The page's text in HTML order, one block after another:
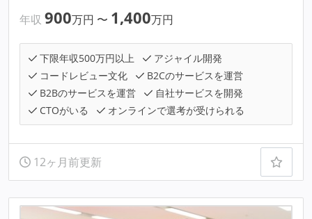
年収 900万円 〜 1,400万円
下限年収500万円以上
アジャイル開発
コードレビュー文化
B2Cのサービスを運営
B2Bのサービスを運営
自社サービスを開発
CTOがいる
オンラインで選考が受けられる
12ヶ月前更新